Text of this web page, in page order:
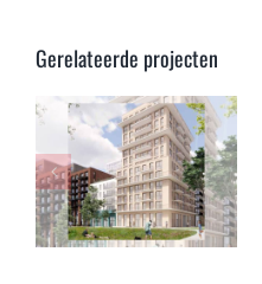
Gerelateerde projecten
136
appartementen
&
commerciële
ruimtes